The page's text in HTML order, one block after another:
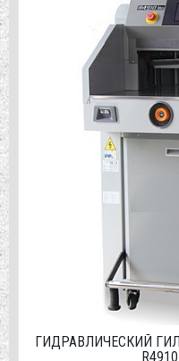
ГИДРАВЛИЧЕСКИЙ